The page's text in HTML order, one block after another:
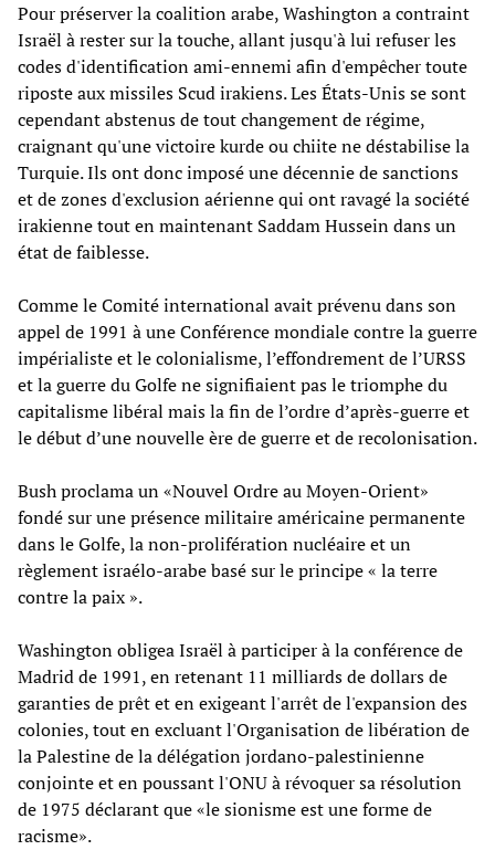
Pour préserver la coalition arabe, Washington a contraint
Israël à rester sur la touche, allant jusqu'à lui refuser les
codes d'identification ami-ennemi afin d'empêcher toute
riposte aux missiles Scud irakiens. Les États-Unis se sont
cependant abstenus de tout changement de régime,
craignant qu'une victoire kurde ou chiite ne déstabilise la
Turquie. Ils ont donc imposé une décennie de sanctions
et de zones d'exclusion aérienne qui ont ravagé la société
irakienne tout en maintenant Saddam Hussein dans un
état de faiblesse.
Comme le Comité international avait prévenu dans son
appel de 1991 à une Conférence mondiale contre la guerre
impérialiste et le colonialisme, l’effondrement de l’URSS
et la guerre du Golfe ne signifiaient pas le triomphe du
capitalisme libéral mais la fin de l’ordre d’après-guerre et
le début d’une nouvelle ère de guerre et de recolonisation.
Bush proclama un «Nouvel Ordre au Moyen-Orient»
fondé sur une présence militaire américaine permanente
dans le Golfe, la non-prolifération nucléaire et un
règlement israélo-arabe basé sur le principe « la terre
contre la paix ».
Washington obligea Israël à participer à la conférence de
Madrid de 1991, en retenant 11 milliards de dollars de
garanties de prêt et en exigeant l'arrêt de l'expansion des
colonies, tout en excluant l'Organisation de libération de
la Palestine de la délégation jordano-palestinienne
conjointe et en poussant l'ONU à révoquer sa résolution
de 1975 déclarant que «le sionisme est une forme de
racisme».